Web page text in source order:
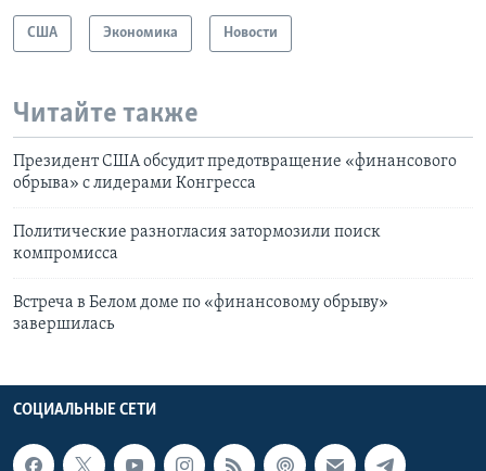
США Экономика Новости
Читайте также
Президент США обсудит предотвращение «финансового
обрыва» с лидерами Конгресса
Политические разногласия затормозили поиск
компромисса
Встреча в Белом доме по «финансовому обрыву»
завершилась
СОЦИАЛЬНЫЕ СЕТИ